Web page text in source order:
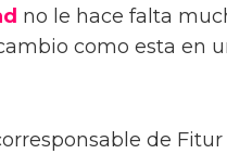
no le hace falta
como esta en
de Fitur